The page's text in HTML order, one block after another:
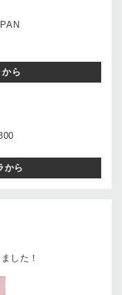
ら
から
した！